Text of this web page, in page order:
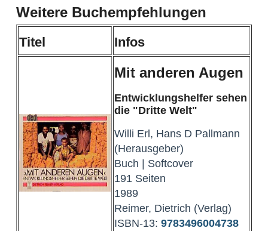
Weitere Buchempfehlungen
Titel Infos
Mit anderen Augen
Entwicklungshelfer sehen
die "Dritte Welt"
Willi Erl, Hans D Pallmann
(Herausgeber)
Buch | Softcover
191 Seiten
1989
Reimer, Dietrich (Verlag)
ISBN-13: 9783496004738